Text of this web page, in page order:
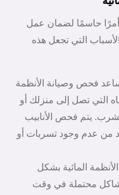
أمرًا حاسمًا لضمان عمل
التي تجعل هذه
فحص وصيانة الأنظمة
التي تصل إلى منزلك أو
يتم فحص الأنابيب
من عدم وجود تسربات أو
المائية بشكل
محتملة في وقت